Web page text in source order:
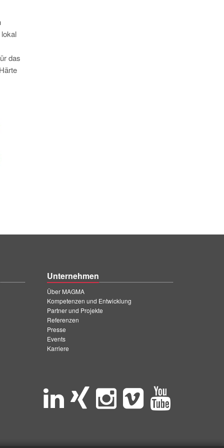
das
Unternehmen
Über MAGMA
Kompetenzen und Entwicklung
Partner und Projekte
Referenzen
Presse
Events
Karriere